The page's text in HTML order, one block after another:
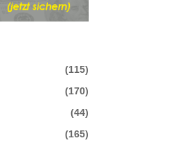
(115)
(170)
(44)
(165)